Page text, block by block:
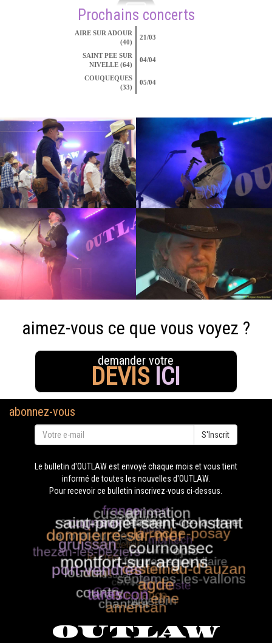
Prochains concerts
AIRE SUR ADOUR
(40)
21/03
SAINT PEE SUR
NIVELLE (64)
04/04
COUQUEQUES
(33)
05/04
aimez-vous ce que vous voyez ?
demander votre
DEVIS ICI
abonnez-vous
S'Inscrit
Le bulletin d'OUTLAW est envoyé chaque mois et vous tient
informé de toutes les nouvelles d'OUTLAW.
Pour recevoir ce bulletin inscrivez-vous ci-dessus.
OUTLAW